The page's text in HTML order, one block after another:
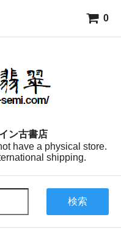
0
ン古書店
have a physical store.
shipping.
検索